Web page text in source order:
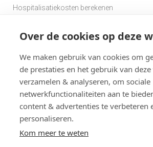
Over de cookies op deze
We maken gebruik van cookies om
de prestaties en het gebruik van
verzamelen & analyseren, om sociale
netwerkfunctionaliteiten aan te
content & advertenties te verbeteren
personaliseren.
Kom meer te weten
Hospitalisatiekosten berekenen
Zoek een apotheek in de buurt
Disclaimer
Menu